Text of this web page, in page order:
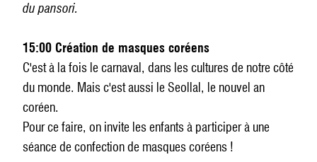
du pansori.
15:00 Création de masques coréens
C'est à la fois le carnaval, dans les cultures de notre côté
du monde. Mais c'est aussi le Seollal, le nouvel an
coréen.
Pour ce faire, on invite les enfants à participer à une
séance de confection de masques coréens !